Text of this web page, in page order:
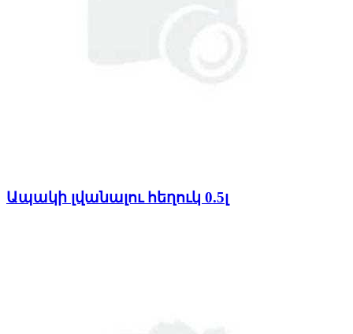
Ապակի լվանալու հեղուկ 0.5լ